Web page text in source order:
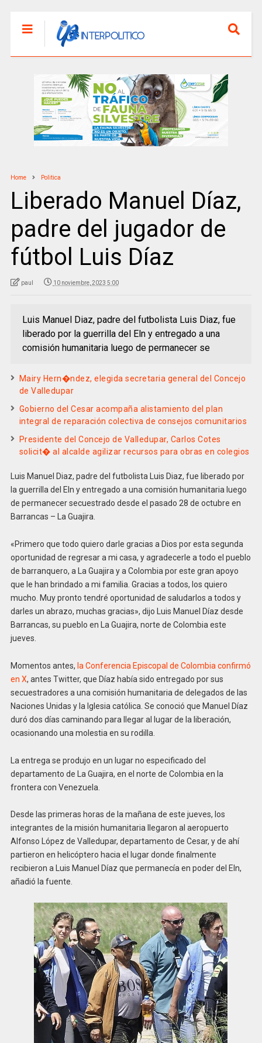
Home Politica
Liberado Manuel Díaz,
padre del jugador de
fútbol Luis Díaz
paul 10 noviembre, 2023 5:00
Luis Manuel Diaz, padre del futbolista Luis Diaz, fue
liberado por la guerrilla del Eln y entregado a una
comisión humanitaria luego de permanecer se
Mairy Hern�ndez, elegida secretaria general del Concejo
de Valledupar
Gobierno del Cesar acompaña alistamiento del plan
integral de reparación colectiva de consejos comunitarios
Presidente del Concejo de Valledupar, Carlos Cotes
solicit� al alcalde agilizar recursos para obras en colegios
Luis Manuel Diaz, padre del futbolista Luis Diaz, fue liberado por
la guerrilla del Eln y entregado a una comisión humanitaria luego
de permanecer secuestrado desde el pasado 28 de octubre en
Barrancas – La Guajira.
«Primero que todo quiero darle gracias a Dios por esta segunda
oportunidad de regresar a mi casa, y agradecerle a todo el pueblo
de barranquero, a La Guajira y a Colombia por este gran apoyo
que le han brindado a mi familia. Gracias a todos, los quiero
mucho. Muy pronto tendré oportunidad de saludarlos a todos y
darles un abrazo, muchas gracias», dijo Luis Manuel Díaz desde
Barrancas, su pueblo en La Guajira, norte de Colombia este
jueves.
Momentos antes, la Conferencia Episcopal de Colombia confirmó
en X, antes Twitter, que Díaz había sido entregado por sus
secuestradores a una comisión humanitaria de delegados de las
Naciones Unidas y la Iglesia católica. Se conoció que Manuel Díaz
duró dos días caminando para llegar al lugar de la liberación,
ocasionando una molestia en su rodilla.
La entrega se produjo en un lugar no especificado del
departamento de La Guajira, en el norte de Colombia en la
frontera con Venezuela.
Desde las primeras horas de la mañana de este jueves, los
integrantes de la misión humanitaria llegaron al aeropuerto
Alfonso López de Valledupar, departamento de Cesar, y de ahí
partieron en helicóptero hacia el lugar donde finalmente
recibieron a Luis Manuel Díaz que permanecía en poder del Eln,
añadió la fuente.